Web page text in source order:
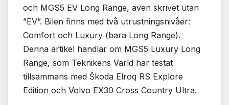
och MGS5 EV Long Range, även skrivet utan
”EV”. Bilen finns med två utrustningsnivåer:
Comfort och Luxury (bara Long Range).
Denna artikel handlar om MGS5 Luxury Long
Range, som Teknikens Värld har testat
tillsammans med Škoda Elroq RS Explore
Edition och Volvo EX30 Cross Country Ultra.